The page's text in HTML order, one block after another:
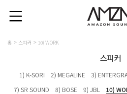
홈 스피커 10) WORK
스피커
1) K-SORI 2) MEGALINE 3)
7) SR SOUND
8) BOSE 9) JBL 10)